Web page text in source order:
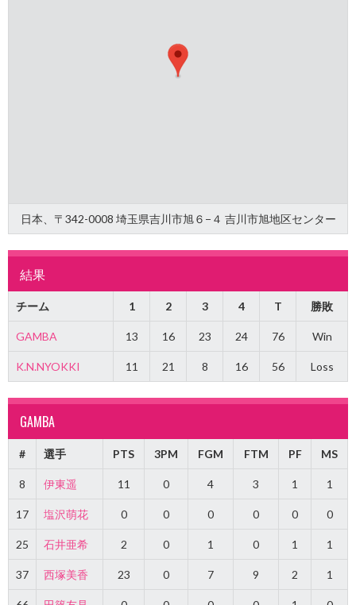
日本、〒342-0008 埼玉県吉川市旭６−４ 吉川市旭地区センター
結果
チーム 1 2 3 4 T 勝敗
GAMBA 13 16 23 24 76 Win
K.N.NYOKKI 11 21 8 16 56 Loss
GAMBA
# 選手 PTS 3PM FGM FTM PF MS
8 伊東遥 11 0 4 3 1 1
17 塩沢萌花 0 0 0 0 0 0
25 石井亜希 2 0 1 0 1 1
37 西塚美香 23 0 7 9 2 1